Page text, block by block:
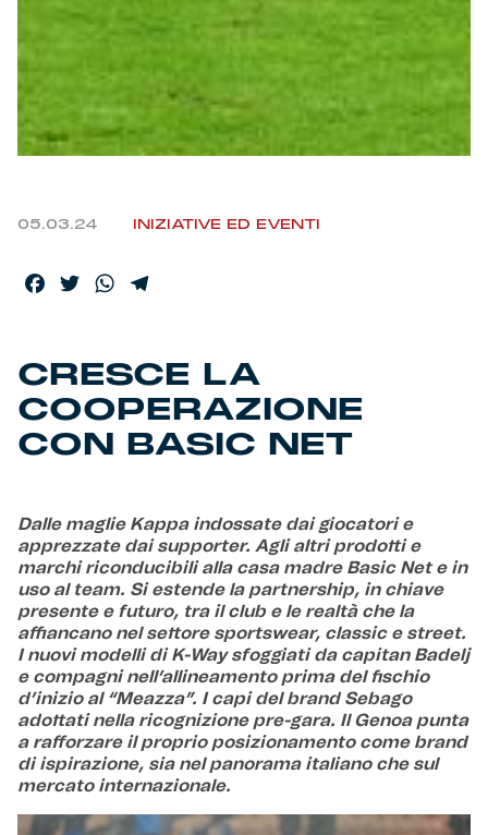
Helan x Genoa
Isolani x Genoa
Gift Card Online Store
05.03.24 INIZIATIVE ED EVENTI
Facebook
TwitterWhatsApp
CRESCE LA
COOPERAZIONE
CON BASIC NET
Dalle maglie Kappa indossate dai giocatori e
apprezzate dai supporter. Agli altri prodotti e
marchi riconducibili alla casa madre Basic Net e in
uso al team. Si estende la partnership, in chiave
presente e futuro, tra il club e le realtà che la
affiancano nel settore sportswear, classic e street.
I nuovi modelli di K-Way sfoggiati da capitan Badelj
e compagni nell’allineamento prima del fischio
d’inizio al “Meazza”. I capi del brand Sebago
adottati nella ricognizione pre-gara. Il Genoa punta
a rafforzare il proprio posizionamento come brand
di ispirazione, sia nel panorama italiano che sul
mercato internazionale.